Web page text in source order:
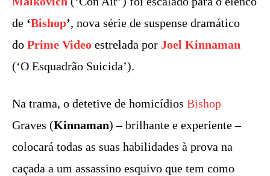
de ‘Bishop’, nova série de suspense dramático
do Prime Video estrelada por Joel Kinnaman
(‘O Esquadrão Suicida’).
Na trama, o detetive de homicídios Bishop
Graves (Kinnaman) – brilhante e experiente –
colocará todas as suas habilidades à prova na
caçada a um assassino esquivo que tem como